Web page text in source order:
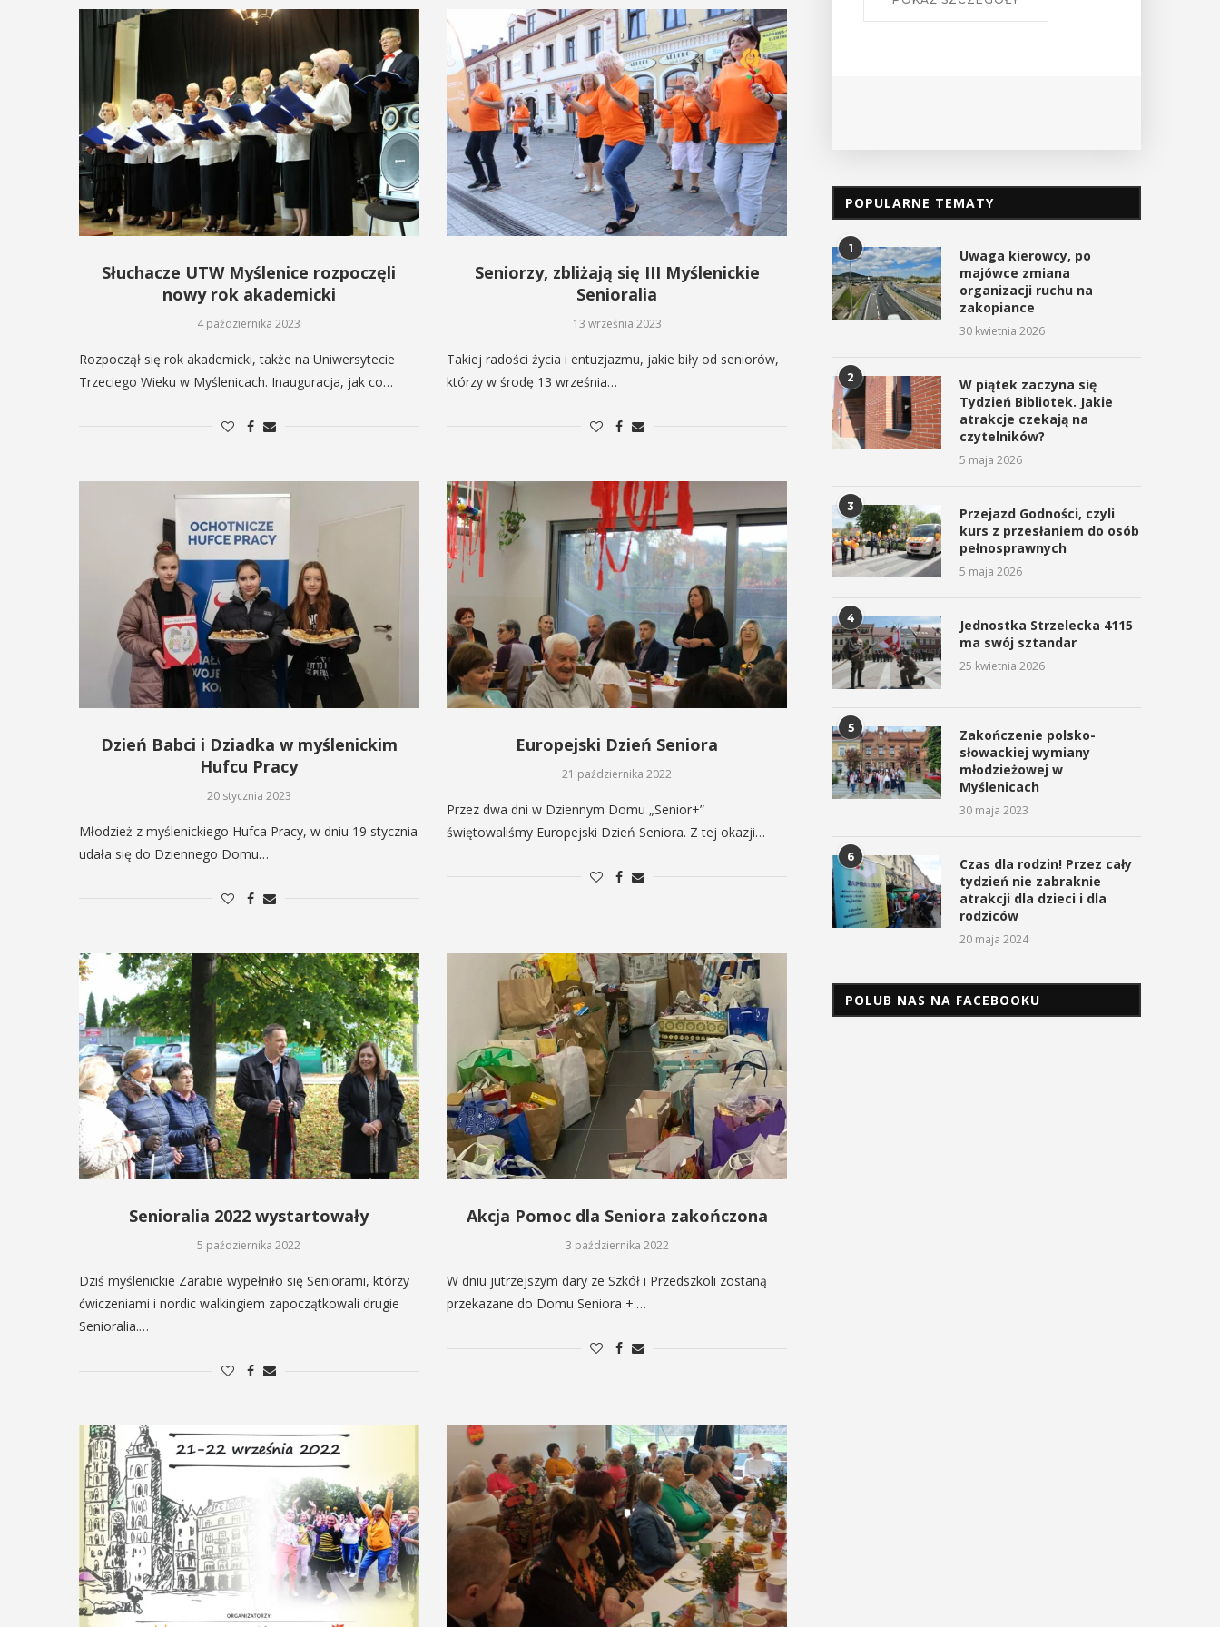
Słuchacze UTW Myślenice rozpoczęli
nowy rok akademicki
4 października 2023
Rozpoczął się rok akademicki, także na Uniwersytecie
Trzeciego Wieku w Myślenicach. Inauguracja, jak co…
Seniorzy, zbliżają się III Myślenickie
Senioralia
13 września 2023
Takiej radości życia i entuzjazmu, jakie biły od seniorów,
którzy w środę 13 września…
Dzień Babci i Dziadka w myślenickim
Hufcu Pracy
20 stycznia 2023
Młodzież z myślenickiego Hufca Pracy, w dniu 19 stycznia
udała się do Dziennego Domu…
Europejski Dzień Seniora
21 października 2022
Przez dwa dni w Dziennym Domu „Senior+”
świętowaliśmy Europejski Dzień Seniora. Z tej okazji…
Senioralia 2022 wystartowały
5 października 2022
Dziś myślenickie Zarabie wypełniło się Seniorami, którzy
ćwiczeniami i nordic walkingiem zapoczątkowali drugie
Senioralia.…
Akcja Pomoc dla Seniora zakończona
3 października 2022
W dniu jutrzejszym dary ze Szkół i Przedszkoli zostaną
przekazane do Domu Seniora +.…
POPULARNE TEMATY
1
Uwaga kierowcy, po
majówce zmiana
organizacji ruchu na
zakopiance
30 kwietnia 2026
2
W piątek zaczyna się
Tydzień Bibliotek. Jakie
atrakcje czekają na
czytelników?
5 maja 2026
3
Przejazd Godności, czyli
kurs z przesłaniem do osób
pełnosprawnych
5 maja 2026
4
Jednostka Strzelecka 4115
ma swój sztandar
25 kwietnia 2026
5
Zakończenie polsko-
słowackiej wymiany
młodzieżowej w
Myślenicach
30 maja 2023
6
Czas dla rodzin! Przez cały
tydzień nie zabraknie
atrakcji dla dzieci i dla
rodziców
20 maja 2024
POLUB NAS NA FACEBOOKU